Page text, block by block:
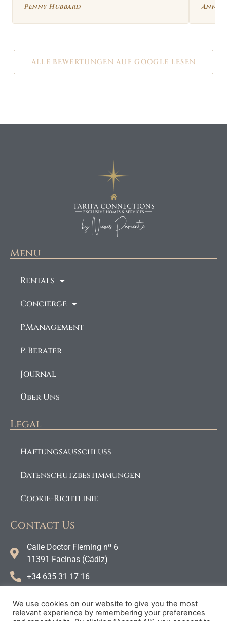
Penny Hubbard Anna
ALLE BEWERTUNGEN AUF GOOGLE LESEN
Menu
Rentals
Concierge
P.Management
P. Berater
Journal
Über Uns
Legal
Haftungsausschluss
Datenschutzbestimmungen
Cookie-Richtlinie
Contact Us
Calle Doctor Fleming nº 6
11391 Facinas (Cádiz)
+34 635 31 17 16
Instagram
We use cookies on our website to give you the most
relevant experience by remembering your preferences